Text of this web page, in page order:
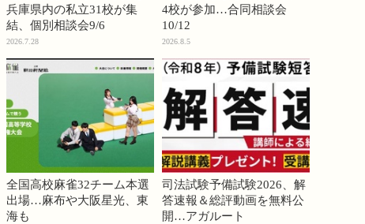
兵庫県内の私立31校が集
結、個別相談会9/6
2026.7.28
4校が参加…合同相談会
10/12
2026.8.5
全国高校麻雀32チーム本選
出場…麻布や大阪星光、東
海も
司法試験予備試験2026、解
答速報＆総評動画を無料公
開…アガルート